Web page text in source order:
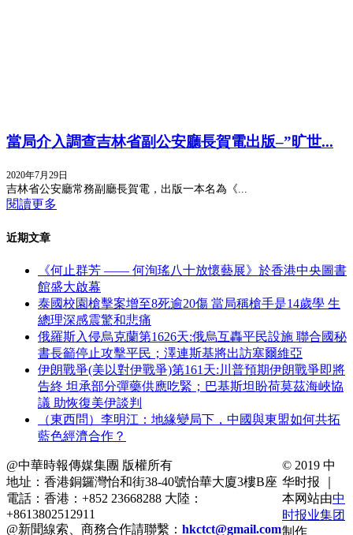
當局介入調查吉林省副公安廳長賀電出版–”旷世...
2020年7月29日
吉林省公安廳常務副廳長賀電，出版一本名為《...
閱讀更多
近期文章
《何止群芳 —— 何洵瑤八十放懷藝展》於香港中央圖書
館盛大啟幕
泰國校園槍擊案增至8死逾20傷 當局稱槍手是14歲學 生
總理深感震驚和悲痛
俄羅斯入侵烏克蘭第1626天:俄烏互轟平民設施 聯合國秘
書長籲停止攻擊平民；澤連斯基將出訪塞爾維亞
伊朗戰爭(美以對伊戰爭)第161天:川普預期伊朗戰爭即將
告終 坦承部分彈藥供應吃緊；巴基斯坦盼荷莫茲海峽協
議 助恢復美伊談判
（東西問）李明江：地緣變局下，中國與東盟如何共拓
藍色經濟合作？
@中華時報傳媒集團 版權所有
地址：香港銅鑼灣怡和街38-40號怡華大廈3樓B座
電話：香港：+852 23668288 大陸：
+8613802512911
@新聞線索、商務合作請聯繫： hkctct@gmail.com
© 2019 中
华时报 ｜
本网站由中
时报业集团
制作